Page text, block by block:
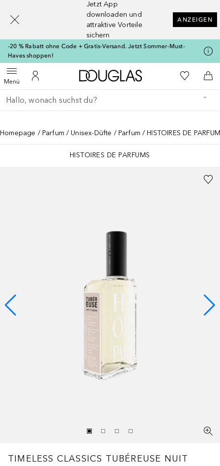
Jetzt App
downloaden und
attraktive Vorteile
sichern
ANZEIGEN
-20 % Rabatt ohne Code + Gratis-Versand. Jetzt Sommer-Must-
Haves shoppen!
MenüMenü öffnenZu Meinem Kundenkonto
Zur Douglas Startseite
Zu Meiner
Gehe zurück
Suche ausführen
Homepage Parfum Unisex-Düfte Parfum HISTOIRES DE
HISTOIRES DE PARFUMS
TIMELESS CLASSICS TUBÉREUSE NUIT
[navigation.slideout.screenreader]